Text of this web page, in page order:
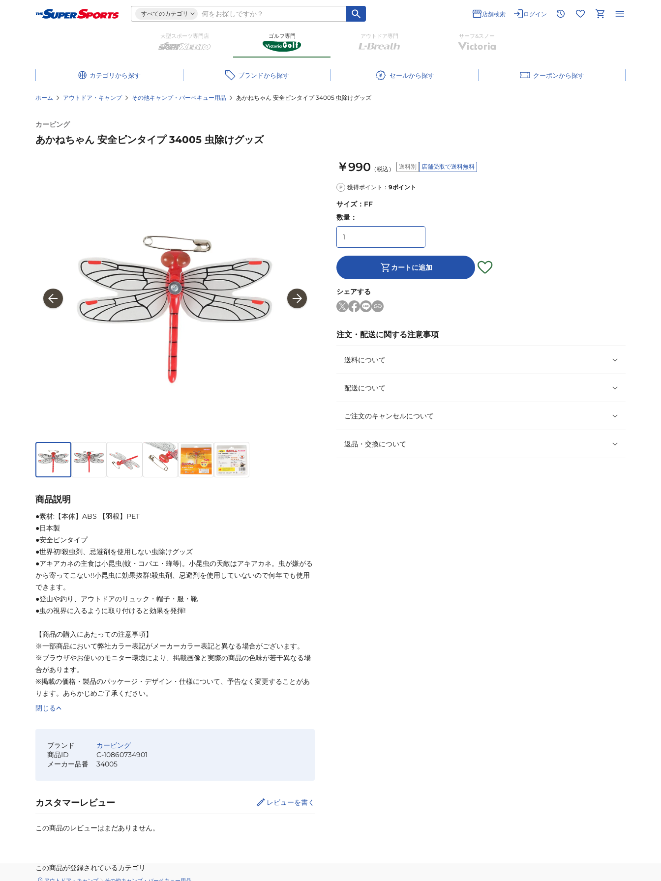
すべてのカテゴリ 店舗検索 ログイン
大型スポーツ専門店 ゴルフ専門 アウトドア専門 サーフ&スノー
カテゴリ ブランド セール クーポン
ホーム アウトドア・キャンプ その他キャンプ・バーベキュー用品 あかねちゃん 安全ピンタイプ 34005 虫除けグッズ
カービング
あかねちゃん 安全ピンタイプ 34005 虫除けグッズ
￥990 （税込） 送料別 店舗受取で送料無料
P 獲得ポイント： 9ポイント
サイズ： FF
数量：
カートに追加
シェアする
注文・配送に関する注意事項
送料について
配送について
ご注文のキャンセルについて
返品・交換について
商品説明
●素材:【本体】ABS 【羽根】PET
●日本製
●安全ピンタイプ
●世界初!殺虫剤、忌避剤を使用しない虫除けグッズ
●アキアカネの主食は小昆虫(蚊・コバエ・蜂等)。小昆虫の天敵はアキアカネ。虫が嫌がる
から寄ってこない!!小昆虫に効果抜群!殺虫剤、忌避剤を使用していないので何年でも使用
できます。
●登山や釣り、アウトドアのリュック・帽子・服・靴
●虫の視界に入るように取り付けると効果を発揮!
【商品の購入にあたっての注意事項】
※一部商品において弊社カラー表記がメーカーカラー表記と異なる場合がございます。
※ブラウザやお使いのモニター環境により、掲載画像と実際の商品の色味が若干異なる場
合があります。
※掲載の価格・製品のパッケージ・デザイン・仕様について、予告なく変更することがあ
ります。あらかじめご了承ください。
閉じる
ブランド
カービング
商品ID
C-10860734901
メーカー品番
34005
カスタマーレビュー レビューを書く
この商品のレビューはまだありません。
この商品が登録されているカテゴリ